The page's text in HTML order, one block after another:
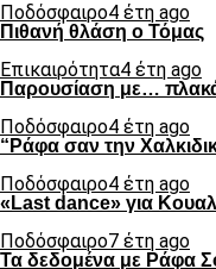
Ποδόσφαιρο4 έτη ago
Πιθανή θλάση ο Τόμας
Επικαιρότητα4 έτη ago
Παρουσίαση με…
Ποδόσφαιρο4 έτη ago
“Ράφα σαν την
Ποδόσφαιρο4 έτη ago
«Last dance» για
Ποδόσφαιρο7 έτη ago
Τα δεδομένα με Ράφα